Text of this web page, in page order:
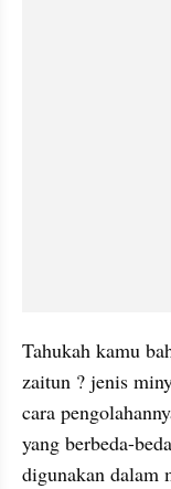
Tahukah kamu
zaitun ? jenis
cara
yang berbeda-
digunakan dalam